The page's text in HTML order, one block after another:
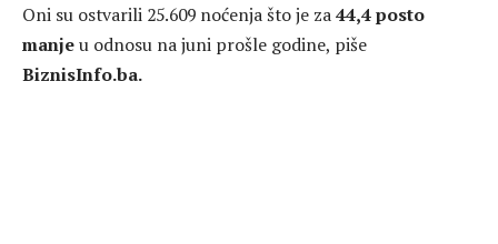
Oni su ostvarili 25.609 noćenja što je za44,4 posto
manjeu odnosu na juni prošle godine, piše
BiznisInfo.ba.